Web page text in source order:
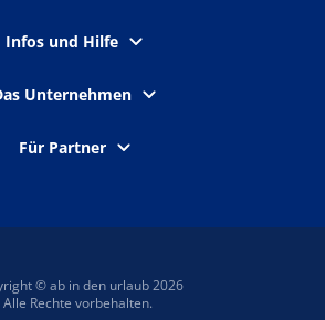
Infos und Hilfe
Unternehmen
Für Partner
© ab in den urlaub 2026
Alle Rechte vorbehalten.